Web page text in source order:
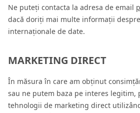
Ne puteți contacta la adresa de email
dacă doriți mai multe informații
internaționale de date.
MARKETING DIRECT
În măsura în care am obținut
sau ne putem baza pe interes legitim,
tehnologii de marketing direct